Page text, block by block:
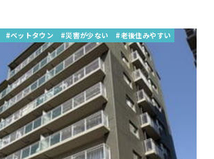
#ベットタウン #災害が少ない #老後住みやすい